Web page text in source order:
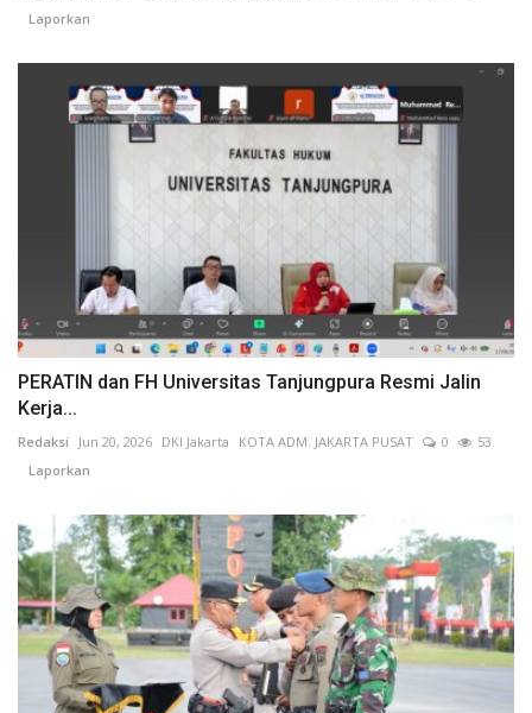
Laporkan
PERATIN dan FH Universitas Tanjungpura Resmi Jalin
Kerja...
Redaksi Jun 20, 2026 DKI Jakarta KOTA ADM. JAKARTA PUSAT 0
53
Laporkan